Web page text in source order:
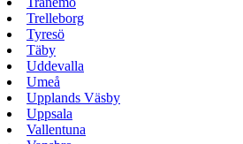
Trelleborg
Tyresö
Täby
Uddevalla
Umeå
Upplands Väsby
Uppsala
Vallentuna